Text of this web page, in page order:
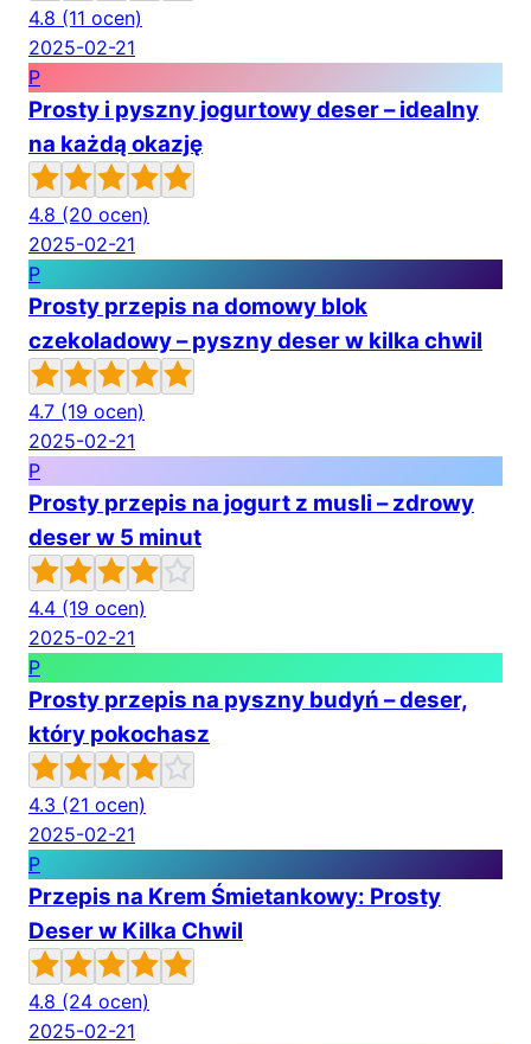
4.8 (11 ocen)
2025-02-21
P
Prosty i pyszny jogurtowy deser – idealny
na każdą okazję
4.8 (20 ocen)
2025-02-21
P
Prosty przepis na domowy blok
czekoladowy – pyszny deser w kilka chwil
4.7 (19 ocen)
2025-02-21
P
Prosty przepis na jogurt z musli – zdrowy
deser w 5 minut
4.4 (19 ocen)
2025-02-21
P
Prosty przepis na pyszny budyń – deser,
który pokochasz
4.3 (21 ocen)
2025-02-21
P
Przepis na Krem Śmietankowy: Prosty
Deser w Kilka Chwil
4.8 (24 ocen)
2025-02-21